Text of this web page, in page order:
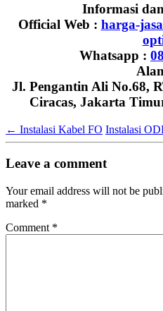
Informasi
Official Web : harga-
Whatsapp :
Jl. Pengantin Ali No.68,
Ciracas, Jakarta
← Instalasi Kabel FO Instalasi
Leave a comment
Your email address will not be
marked *
Comment *